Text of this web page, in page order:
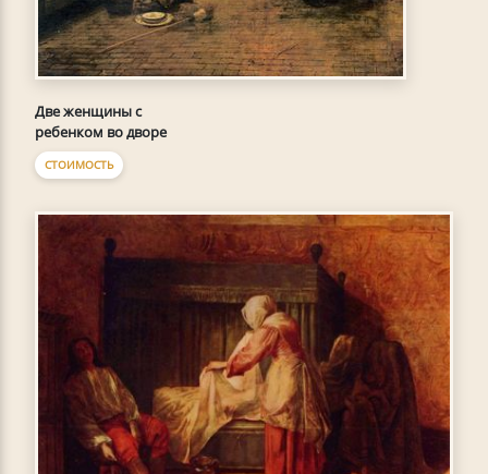
Две женщины с
ребенком во дворе
СТОИМОСТЬ